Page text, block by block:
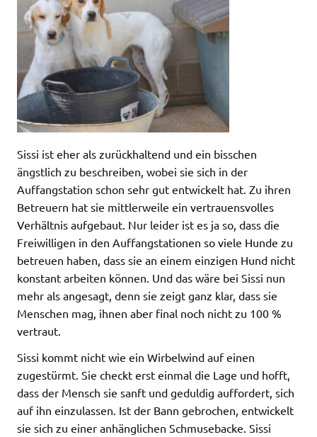
Sissi ist eher als zurückhaltend und ein bisschen
ängstlich zu beschreiben, wobei sie sich in der
Auffangstation schon sehr gut entwickelt hat. Zu ihren
Betreuern hat sie mittlerweile ein vertrauensvolles
Verhältnis aufgebaut. Nur leider ist es ja so, dass die
Freiwilligen in den Auffangstationen so viele Hunde zu
betreuen haben, dass sie an einem einzigen Hund nicht
konstant arbeiten können. Und das wäre bei Sissi nun
mehr als angesagt, denn sie zeigt ganz klar, dass sie
Menschen mag, ihnen aber final noch nicht zu 100 %
vertraut.
Sissi kommt nicht wie ein Wirbelwind auf einen
zugestürmt. Sie checkt erst einmal die Lage und hofft,
dass der Mensch sie sanft und geduldig auffordert, sich
auf ihn einzulassen. Ist der Bann gebrochen, entwickelt
sie sich zu einer anhänglichen Schmusebacke. Sissi